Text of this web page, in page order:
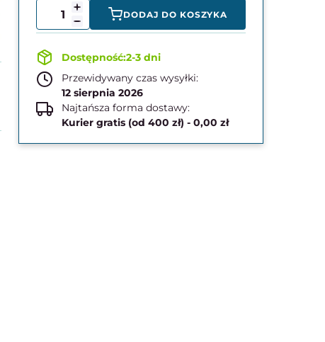
DODAJ DO KOSZYKA
2-3 dni
Przewidywany czas wysyłki:
12 sierpnia 2026
Najtańsza forma dostawy:
Kurier gratis (od 400 zł) - 0,00 zł